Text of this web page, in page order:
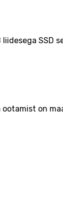
SSD
ootamist on